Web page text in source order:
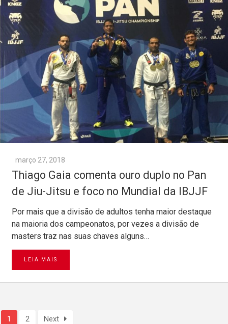
março 27, 2018
Thiago Gaia comenta ouro duplo no Pan
de Jiu-Jitsu e foco no Mundial da IBJJF
Por mais que a divisão de adultos tenha maior destaque
na maioria dos campeonatos, por vezes a divisão de
masters traz nas suas chaves alguns…
LEIA MAIS
1 2 Next